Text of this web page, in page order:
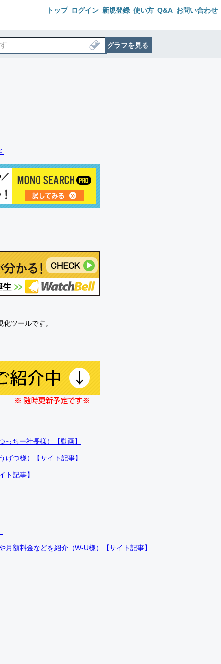
トップ ログイン 新規登録 使い方 Q&A お問い合わせ
グラフを見る
ツールです。
ちー社長様）【動画】
げつ様）【サイト記事】
ト記事】
額料金などを紹介（W-U様）【サイト記事】